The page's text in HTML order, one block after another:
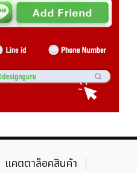
แคตตาล็อคสินค้า